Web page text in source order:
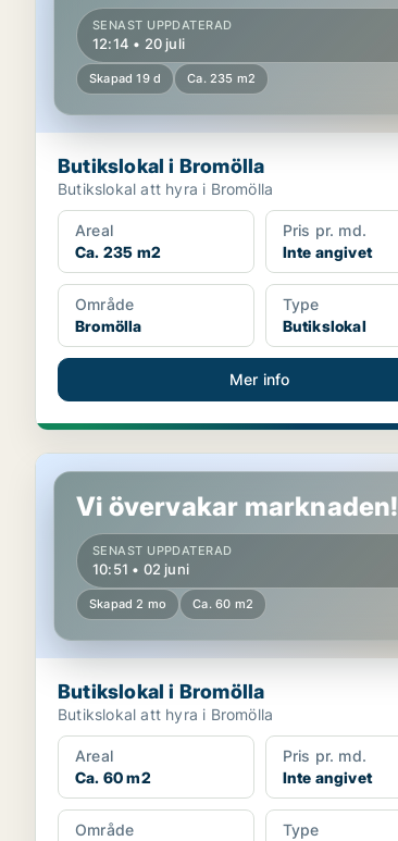
SENAST UPPDATERAD
12:14 • 20 juli
Skapad 19 d Ca. 235 m2
Butikslokal i Bromölla
Butikslokal att hyra i Bromölla
Areal
Ca. 235 m2
Pris pr. md.
Inte angivet
Område
Bromölla
Type
Butikslokal
Mer info
Butikslokal i Bromölla
Vi övervakar marknaden!
SENAST UPPDATERAD
10:51 • 02 juni
Skapad 2 mo Ca. 60 m2
Butikslokal i Bromölla
Butikslokal att hyra i Bromölla
Areal
Ca. 60 m2
Pris pr. md.
Inte angivet
Område
Type